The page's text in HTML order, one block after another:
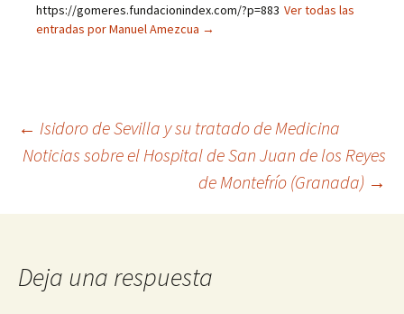
https://gomeres.fundacionindex.com/?p=883 Ver todas las
entradas por Manuel Amezcua →
Navegación
← Isidoro de Sevilla y su tratado de Medicina
Noticias sobre el Hospital de San Juan de los Reyes
de Montefrío (Granada) →
Deja una respuesta